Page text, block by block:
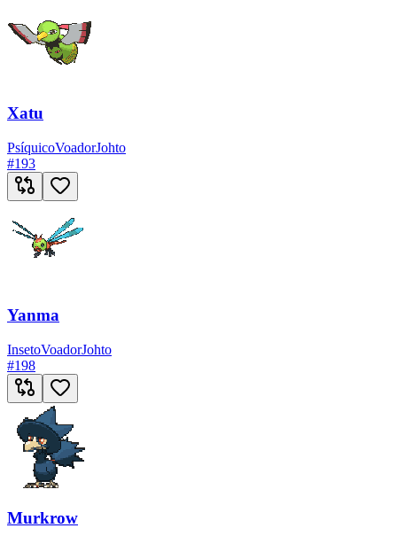
Xatu
PsíquicoVoadorJohto
#193
Yanma
InsetoVoadorJohto
#198
Murkrow